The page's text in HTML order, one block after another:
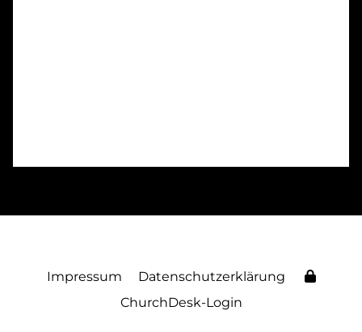
Impressum
Datenschutzerklärung
ChurchDesk-Login